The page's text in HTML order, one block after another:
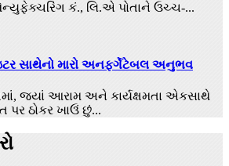
કં., લિ.એ પોતાને ઉચ્ચ-...
સાથેનો મારો અનફર્ગેટેબલ અનુભવ
જ્યાં આરામ અને કાર્યક્ષમતા એકસાથે
ઠોકર ખાઉં છું...